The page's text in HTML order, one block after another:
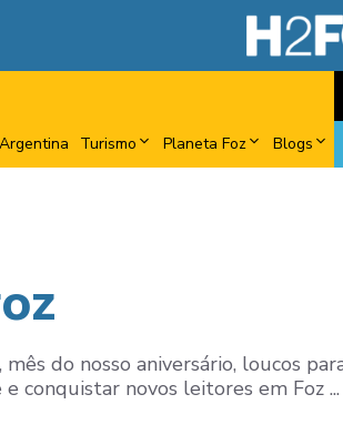
Argentina Turismo Planeta Foz Blogs
do nosso aniversário, loucos
conquistar novos leitores em Foz ...